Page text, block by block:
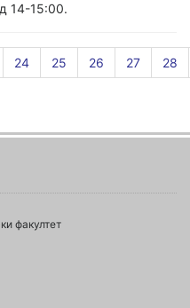
14-15:00.
24 25 26 27 28
факултет